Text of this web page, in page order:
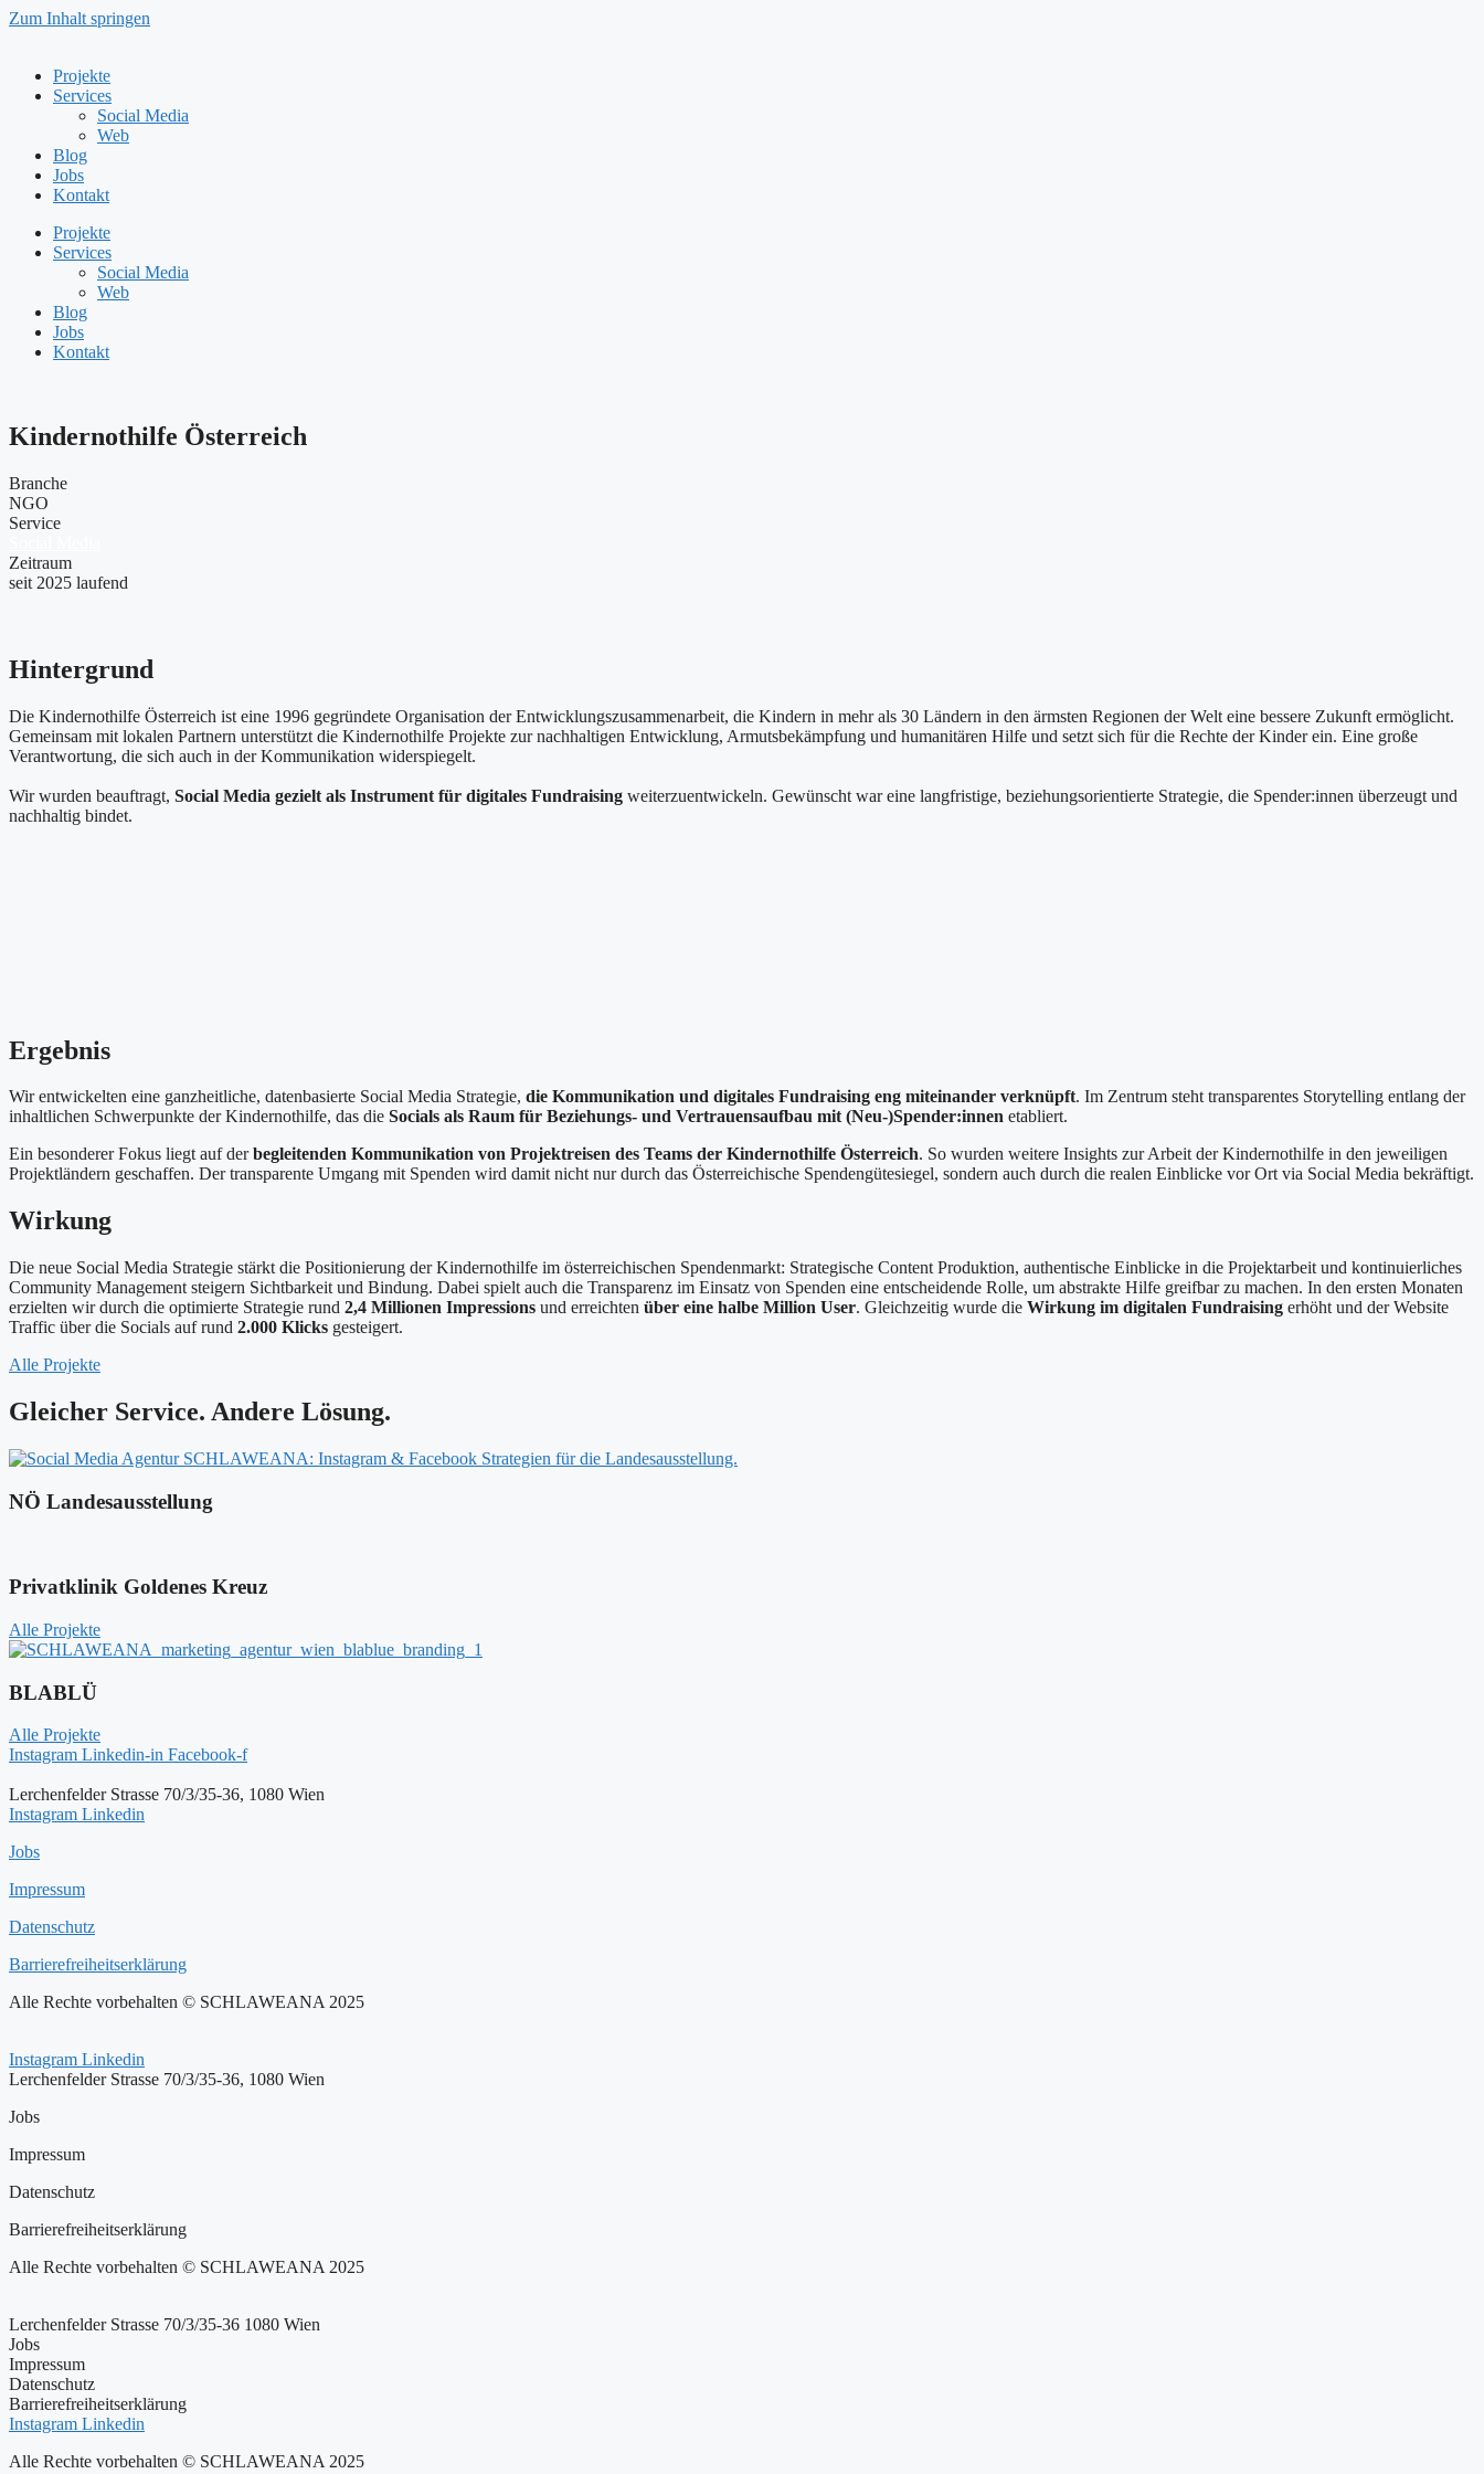
Zum Inhalt springen
Projekte
Services
Social Media
Web
Blog
Jobs
Kontakt
Projekte
Services
Social Media
Web
Blog
Jobs
Kontakt
Kindernothilfe Österreich
Branche
NGO
Service
Zeitraum
seit 2025 laufend
Hintergrund
Die Kindernothilfe Österreich ist eine 1996 gegründete Organisation der Entwicklungszusammenarbeit, die Kindern in mehr als 30 Ländern in den ärmsten Regionen der Welt eine bessere Zukunft ermöglicht.
Gemeinsam mit lokalen Partnern unterstützt die Kindernothilfe Projekte zur nachhaltigen Entwicklung, Armutsbekämpfung und humanitären Hilfe und setzt sich für die Rechte der Kinder ein. Eine große
Verantwortung, die sich auch in der Kommunikation widerspiegelt.
Wir wurden beauftragt, Social Media gezielt als Instrument für digitales Fundraising weiterzuentwickeln. Gewünscht war eine langfristige, beziehungsorientierte Strategie, die Spender:innen überzeugt und
nachhaltig bindet.
Ergebnis
Wir entwickelten eine ganzheitliche, datenbasierte Social Media Strategie, die Kommunikation und digitales Fundraising eng miteinander verknüpft. Im Zentrum steht transparentes Storytelling entlang der
inhaltlichen Schwerpunkte der Kindernothilfe, das die Socials als Raum für Beziehungs- und Vertrauensaufbau mit (Neu-)Spender:innen etabliert.
Ein besonderer Fokus liegt auf derbegleitenden Kommunikation von Projektreisen des Teams der Kindernothilfe Österreich. So wurden weitere Insights zur Arbeit der Kindernothilfe in den jeweiligen
Projektländern geschaffen. Der transparente Umgang mit Spenden wird damit nicht nur durch das Österreichische Spendengütesiegel, sondern auch durch die realen Einblicke vor Ort via Social Media bekräftigt.
Wirkung
Die neue Social Media Strategie stärkt die Positionierung der Kindernothilfe im österreichischen Spendenmarkt: Strategische Content Produktion, authentische Einblicke in die Projektarbeit und kontinuierliches
Community Management steigern Sichtbarkeit und Bindung. Dabei spielt auch die Transparenz im Einsatz von Spenden eine entscheidende Rolle, um abstrakte Hilfe greifbar zu machen. In den ersten Monaten
erzielten wir durch die optimierte Strategie rund 2,4 Millionen Impressions und erreichten über eine halbe Million User. Gleichzeitig wurde die Wirkung im digitalen Fundraising erhöht und der Website
Traffic über die Socials auf rund 2.000 Klicks gesteigert.
Alle Projekte
Gleicher Service. Andere Lösung.
NÖ Landesausstellung
Privatklinik Goldenes Kreuz
Alle Projekte
BLABLÜ
Alle Projekte
Instagram Linkedin-in Facebook-f
Lerchenfelder Strasse 70/3/35-36, 1080 Wien
Instagram Linkedin
Jobs
Impressum
Datenschutz
Barrierefreiheitserklärung
Alle Rechte vorbehalten © SCHLAWEANA 2025
Instagram Linkedin
Lerchenfelder Strasse 70/3/35-36, 1080 Wien
Jobs
Impressum
Datenschutz
Barrierefreiheitserklärung
Alle Rechte vorbehalten © SCHLAWEANA 2025
Lerchenfelder Strasse 70/3/35-36 1080 Wien
Jobs
Impressum
Datenschutz
Barrierefreiheitserklärung
Instagram Linkedin
Alle Rechte vorbehalten © SCHLAWEANA 2025